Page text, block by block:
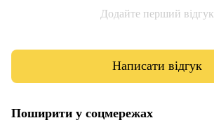
Додайте перший відгук
Написати відгук
Поширити у соцмережах